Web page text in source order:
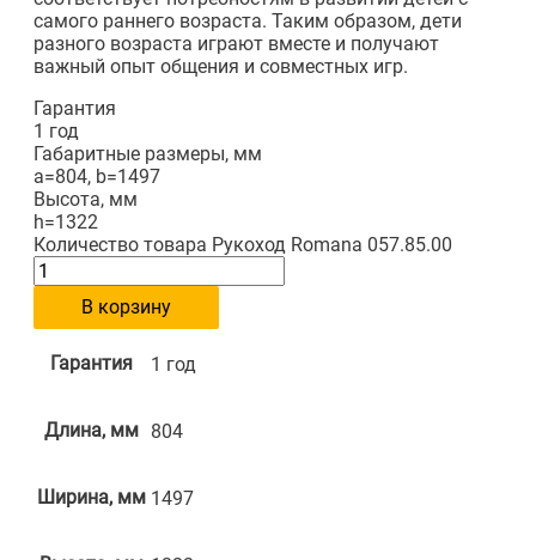
самого раннего возраста. Таким образом, дети
разного возраста играют вместе и получают
важный опыт общения и совместных игр.
Гарантия
1 год
Габаритные размеры, мм
a=804, b=1497
Высота, мм
h=1322
Количество товара Рукоход Romana 057.85.00
В корзину
Гарантия 1 год
Длина, мм 804
Ширина, мм 1497